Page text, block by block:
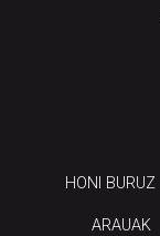
HONI BURUZ
ARAUAK